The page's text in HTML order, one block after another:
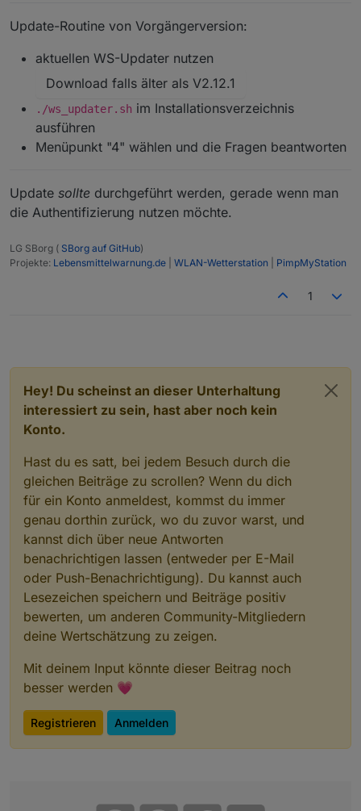
Update-Routine von Vorgängerversion:
aktuellen WS-Updater nutzen
Download falls älter als V2.12.1
./ws_updater.sh im Installationsverzeichnis
ausführen
Menüpunkt "4" wählen und die Fragen beantworten
Update sollte durchgeführt werden, gerade wenn man
die Authentifizierung nutzen möchte.
LG SBorg ( SBorg auf GitHub)
Projekte: Lebensmittelwarnung.de WLAN-Wetterstation PimpMyStation
1
Hey! Du scheinst an dieser Unterhaltung
interessiert zu sein, hast aber noch kein
Konto.
Hast du es satt, bei jedem Besuch durch die
gleichen Beiträge zu scrollen? Wenn du dich
für ein Konto anmeldest, kommst du immer
genau dorthin zurück, wo du zuvor warst, und
kannst dich über neue Antworten
benachrichtigen lassen (entweder per E-Mail
oder Push-Benachrichtigung). Du kannst auch
Lesezeichen speichern und Beiträge positiv
bewerten, um anderen Community-Mitgliedern
deine Wertschätzung zu zeigen.
Mit deinem Input könnte dieser Beitrag noch
besser werden 💗
Registrieren Anmelden